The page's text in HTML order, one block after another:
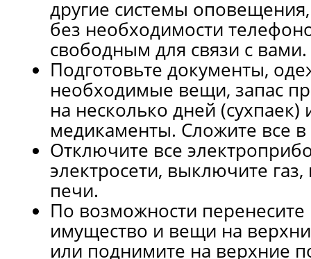
другие системы
без необходимости
свободным для связи с вами.
Подготовьте документы,
необходимые вещи, запас
на несколько дней
медикаменты. Сложите все в
Отключите все
электросети, выключите газ,
печи.
По возможности перенесите
имущество и вещи на
или поднимите на верхние